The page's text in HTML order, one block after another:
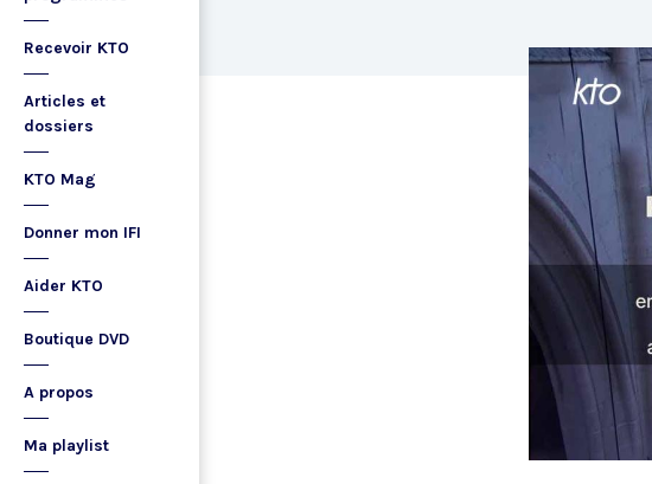
Recevoir KTO
Articles et
dossiers
KTO Mag
Donner mon IFI
Aider KTO
Boutique DVD
A propos
Ma playlist